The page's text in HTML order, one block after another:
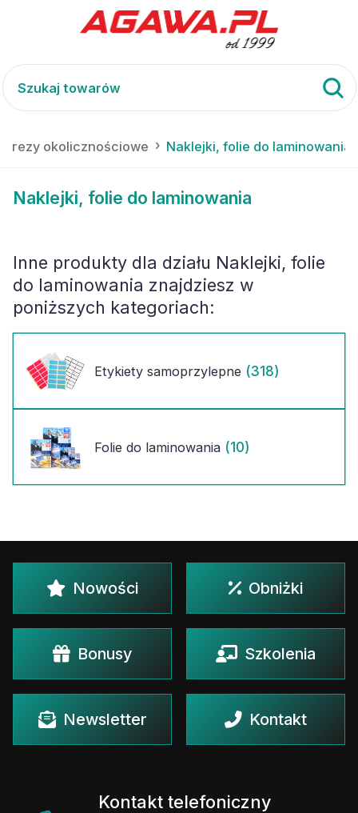
okolicznościowe Naklejki, folie do laminowania
Naklejki, folie do laminowania
Inne produkty dla działu Naklejki, folie
do laminowania znajdziesz w
poniższych kategoriach:
Etykiety samoprzylepne (318)
Folie do laminowania (10)
Nowości Obniżki
Bonusy Szkolenia
Newsletter Kontakt
Kontakt telefoniczny